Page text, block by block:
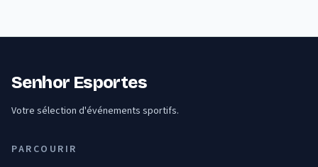
Senhor Esportes
Votre sélection d'événements sportifs.
PARCOURIR